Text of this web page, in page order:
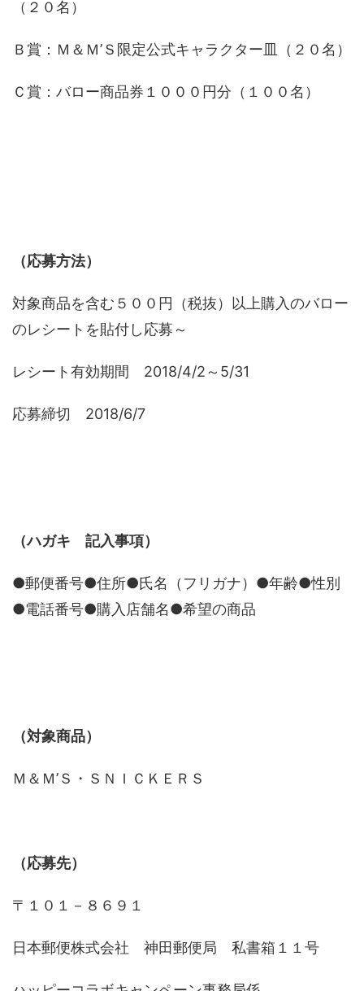
（２０名）
Ｂ賞：Ｍ＆Ｍ’Ｓ限定公式キャラクター皿（２０名）
Ｃ賞：バロー商品券１０００円分（１００名）
（応募方法）
対象商品を含む５００円（税抜）以上購入のバロー
のレシートを貼付し応募～
レシート有効期間 2018/4/2～5/31
応募締切 2018/6/7
（ハガキ 記入事項）
●郵便番号●住所●氏名（フリガナ）●年齢●性別
●電話番号●購入店舗名●希望の商品
（対象商品）
Ｍ＆Ｍ’Ｓ・ＳＮＩＣＫＥＲＳ
（応募先）
〒１０１－８６９１
日本郵便株式会社 神田郵便局 私書箱１１号